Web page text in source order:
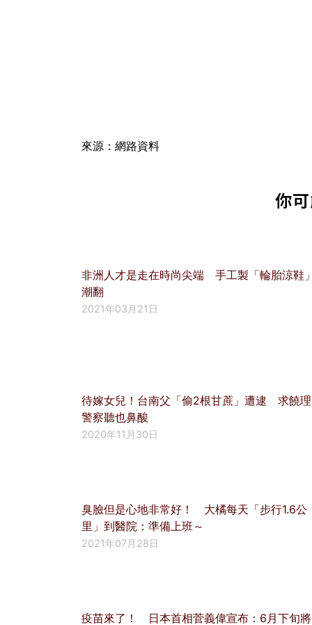
來源：網路資料
你
非洲人才是走在時尚尖端 手工製「輪胎涼鞋」
潮翻
2021年03月21日
待嫁女兒！台南父「偷2根甘蔗」遭逮 求饒
警察聽也鼻酸
2020年11月30日
臭臉但是心地非常好！ 大橘每天「步行1.6公
里」到醫院：準備上班～
2021年07月28日
疫苗來了！ 日本首相菅義偉宣布：6月下旬將